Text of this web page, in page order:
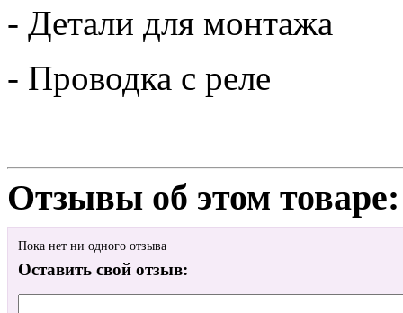
- Детали для монтажа
- Проводка с реле
Отзывы об этом товаре:
Пока нет ни одного отзыва
Оставить свой отзыв: